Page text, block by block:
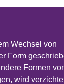
Wechsel von
Form
Formen
wird